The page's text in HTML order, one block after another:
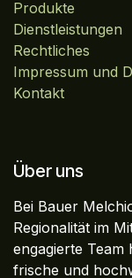
Produkte
Dienstleistungen
Rechtliches
Impressum und
Kontakt
Über uns
Bei Bauer
Regionalität im
engagierte
frische und